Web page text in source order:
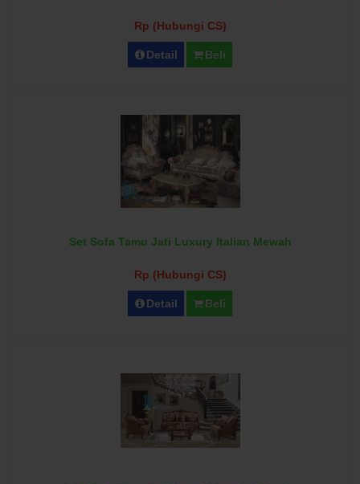
Rp (Hubungi CS)
Detail Beli
Set Sofa Tamu Jati Luxury Italian Mewah
Rp (Hubungi CS)
Detail Beli